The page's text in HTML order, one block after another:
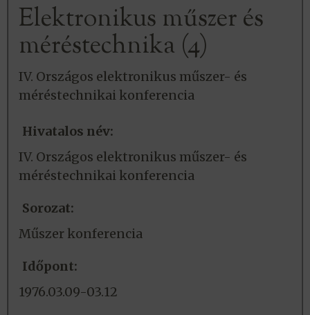
Elektronikus műszer és
méréstechnika (4)
IV. Országos elektronikus műszer- és
méréstechnikai konferencia
Hivatalos név:
IV. Országos elektronikus műszer- és
méréstechnikai konferencia
Sorozat:
Műszer konferencia
Időpont:
1976.03.09-03.12